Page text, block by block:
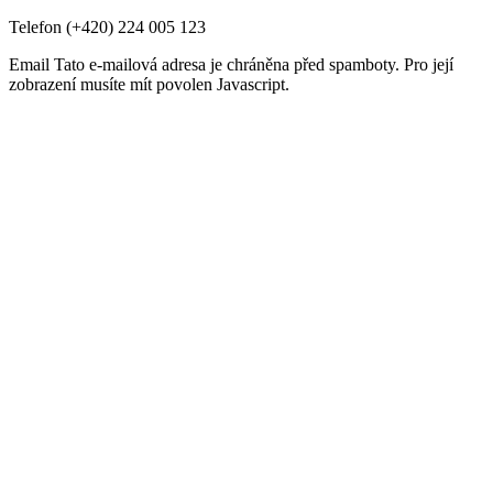
Telefon (+420) 224 005 123
Email Tato e-mailová adresa je chráněna před spamboty. Pro její
zobrazení musíte mít povolen Javascript.